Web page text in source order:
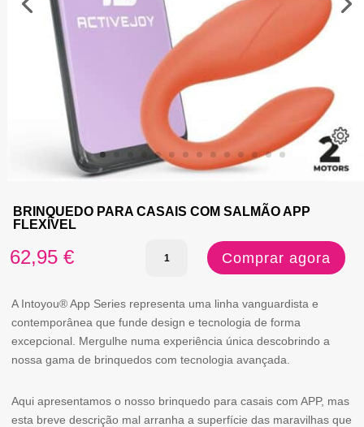
BRINQUEDO PARA CASAIS COM SALMÃO APP
FLEXÍVEL
62,95 €
Quantidade
BRINQUEDO
PARA
CASAIS
SALMÃO
Comprar agora
A Intoyou® App Series representa uma linha vanguardista e
contemporânea que funde design e tecnologia de forma
excepcional. Mergulhe numa experiência única descobrindo a
nossa gama de brinquedos com tecnologia avançada.
Aqui apresentamos o nosso brinquedo para casais com APP, mas
esta breve descrição mal arranha a superfície das maravilhas que